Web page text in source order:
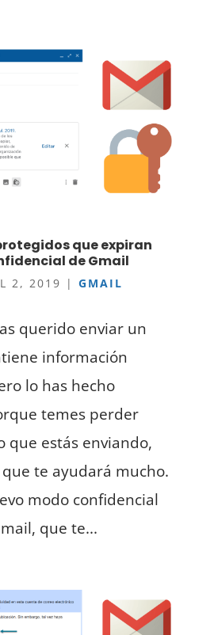
que expiran
de Gmail
2, 2019 | GMAIL
querido enviar un
información
lo has hecho
temes perder
que estás enviando,
te ayudará mucho.
modo confidencial
que te...